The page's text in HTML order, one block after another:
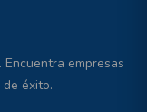
empresas
éxito.